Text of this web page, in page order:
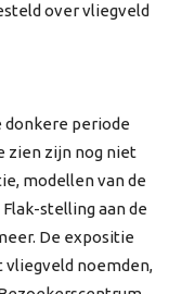
over vliegveld
donkere periode
zien zijn nog niet
modellen van de
stelling aan de
De expositie
vliegveld noemden,